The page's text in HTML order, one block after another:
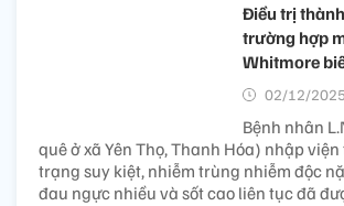
Điều trị
trường hợp
Whitmore
02/12/
Bệnh nhân
quê ở xã Yên Thọ, Thanh Hóa) nhập
trạng suy kiệt, nhiễm trùng nhiễm độc
đau ngực nhiều và sốt cao liên tục đã